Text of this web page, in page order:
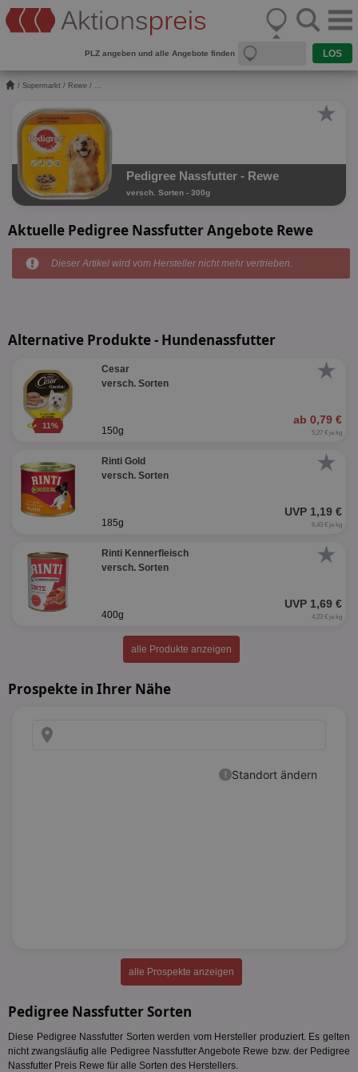
PLZ angeben und alle Angebote finden
/ Supermarkt / Rewe / ...
★
Pedigree Nassfutter - Rewe
versch. Sorten - 300g
Aktuelle Pedigree Nassfutter Angebote Rewe
Dieser Artikel wird vom Hersteller nicht mehr vertrieben.
Alternative Produkte - Hundenassfutter
★
11%
Cesar
versch. Sorten
ab 0,79 €
150g 5,27 € je kg
★
Rinti Gold
versch. Sorten
UVP 1,19 €
185g 6,43 € je kg
★
Rinti Kennerfleisch
versch. Sorten
UVP 1,69 €
400g 4,23 € je kg
alle Produkte anzeigen
Prospekte in Ihrer Nähe
alle Prospekte anzeigen
Pedigree Nassfutter Sorten
Diese Pedigree Nassfutter Sorten werden vom Hersteller produziert. Es gelten
nicht zwangsläufig alle Pedigree Nassfutter Angebote Rewe bzw. der Pedigree
Nassfutter Preis Rewe für alle Sorten des Herstellers.